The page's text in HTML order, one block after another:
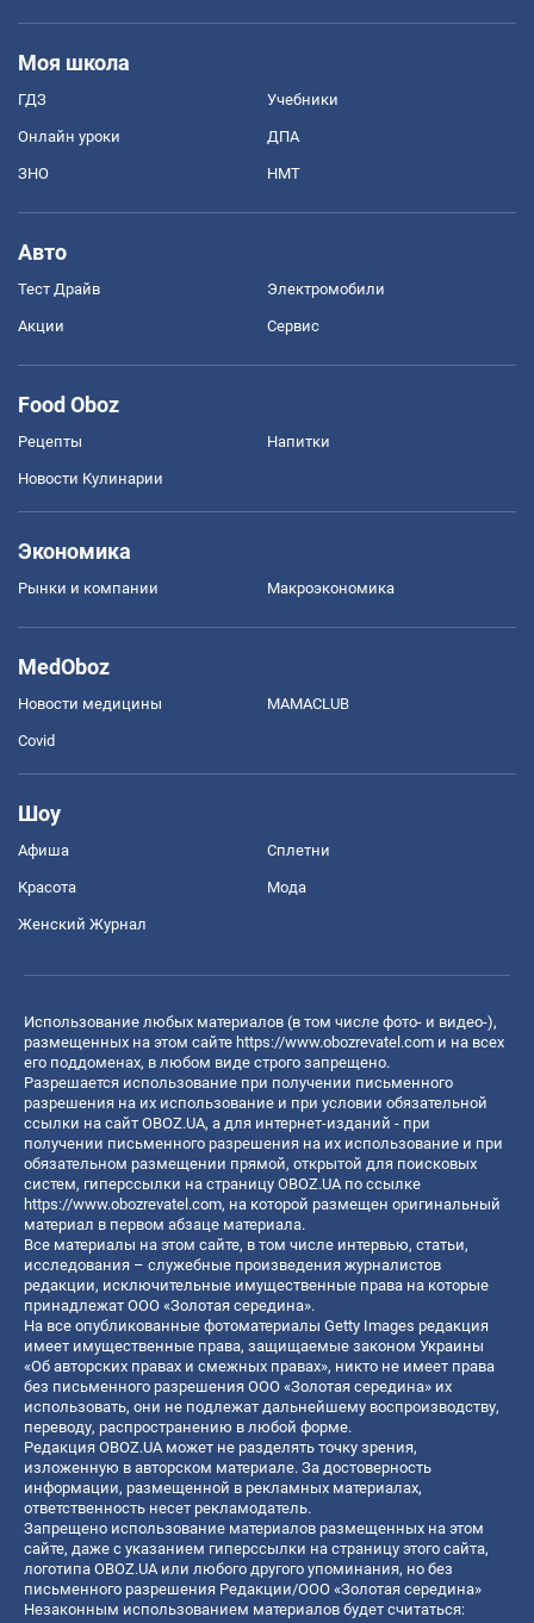
Моя школа
ГДЗ Учебники
Онлайн уроки ДПА
ЗНО НМТ
Авто
Тест Драйв Электромобили
Акции Сервис
Food Oboz
Рецепты Напитки
Новости Кулинарии
Экономика
Рынки и компании Mакроэкономика
MedOboz
Новости медицины MAMACLUB
Covid
Шоу
Афиша Сплетни
Красота Мода
Женский Журнал
Использование любых материалов (в том числе фото- и видео-),
размещенных на этом сайте https://www.obozrevatel.com и на всех
его поддоменах, в любом виде строго запрещено.
Разрешается использование при получении письменного
разрешения на их использование и при условии обязательной
ссылки на сайт OBOZ.UA, а для интернет-изданий - при
получении письменного разрешения на их использование и при
обязательном размещении прямой, открытой для поисковых
систем, гиперссылки на страницу OBOZ.UA по ссылке
https://www.obozrevatel.com, на которой размещен оригинальный
материал в первом абзаце материала.
Все материалы на этом сайте, в том числе интервью, статьи,
исследования – служебные произведения журналистов
редакции, исключительные имущественные права на которые
принадлежат ООО «Золотая середина».
На все опубликованные фотоматериалы Getty Images редакция
имеет имущественные права, защищаемые законом Украины
«Об авторских правах и смежных правах», никто не имеет права
без письменного разрешения ООО «Золотая середина» их
использовать, они не подлежат дальнейшему воспроизводству,
переводу, распространению в любой форме.
Редакция OBOZ.UA может не разделять точку зрения,
изложенную в авторском материале. За достоверность
информации, размещенной в рекламных материалах,
ответственность несет рекламодатель.
Запрещено использование материалов размещенных на этом
сайте, даже с указанием гиперссылки на страницу этого сайта,
логотипа OBOZ.UA или любого другого упоминания, но без
письменного разрешения Редакции/ООО «Золотая середина»
Незаконным использованием материалов будет считаться: